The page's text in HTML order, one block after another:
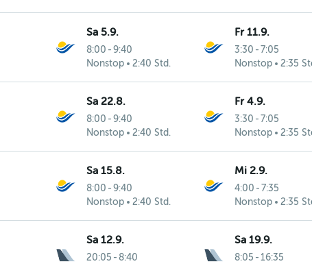
Sa 5.9.
8:00 - 9:40
Nonstop
2:40 Std.
Fr 11.9.
3:30 - 7:05
Nonstop
2:35
Sa 22.8.
8:00 - 9:40
Nonstop
2:40 Std.
Fr 4.9.
3:30 - 7:05
Nonstop
2:35
Sa 15.8.
8:00 - 9:40
Nonstop
2:40 Std.
Mi 2.9.
4:00 - 7:35
Nonstop
2:35
Sa 12.9.
20:05 - 8:40
Sa 19.9.
8:05 - 16:35